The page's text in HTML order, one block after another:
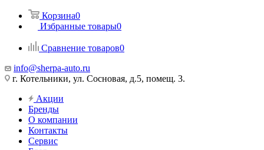
Корзина0
Избранные товары0
Сравнение товаров0
info@sherpa-auto.ru
г. Котельники, ул. Сосновая, д.5, помещ. 3.
Акции
Бренды
О компании
Контакты
Сервис